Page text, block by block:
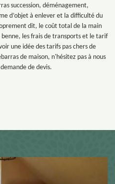
succession, déménagement,
d’objet à enlever et la difficulté du
dit, le coût total de la main
les frais de transports et le tarif
une idée des tarifs pas chers de
de maison, n'hésitez pas à nous
de devis.